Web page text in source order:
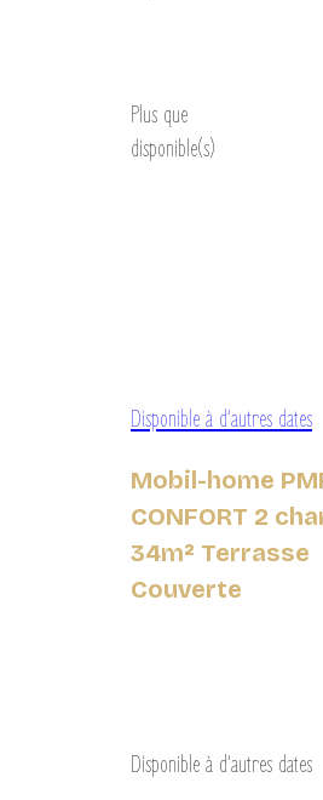
Plus que
disponible(s)
Disponible à d’autres dates
Mobil-home
CONFORT 2
34m² Terrasse
Couverte
Disponible à d’autres dates